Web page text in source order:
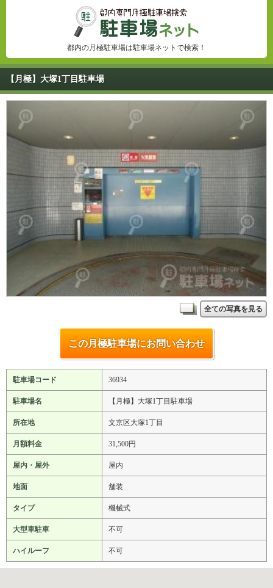
都内の月極駐車場は駐車場ネットで検索！
【月極】大塚1丁目駐車場
全ての写真を見る
この月極駐車場にお問い合わせ
駐車場コード 36934
駐車場名 【月極】大塚1丁目駐車場
所在地 文京区大塚1丁目
月額料金 31,500円
屋内・屋外 屋内
地面 舗装
タイプ 機械式
大型車駐車 不可
ハイルーフ 不可